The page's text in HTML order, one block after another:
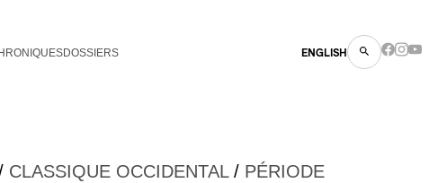
DOSSIERS ENGLISH
CLASSIQUE OCCIDENTAL/ PÉRIODE